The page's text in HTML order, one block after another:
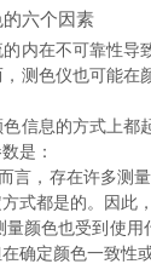
六个因素
在不可靠性导致
测色仪也可能
息的方式上都起
是：
，存在许多测量
式都是的。因此
色也受到使用
确定颜色一致性